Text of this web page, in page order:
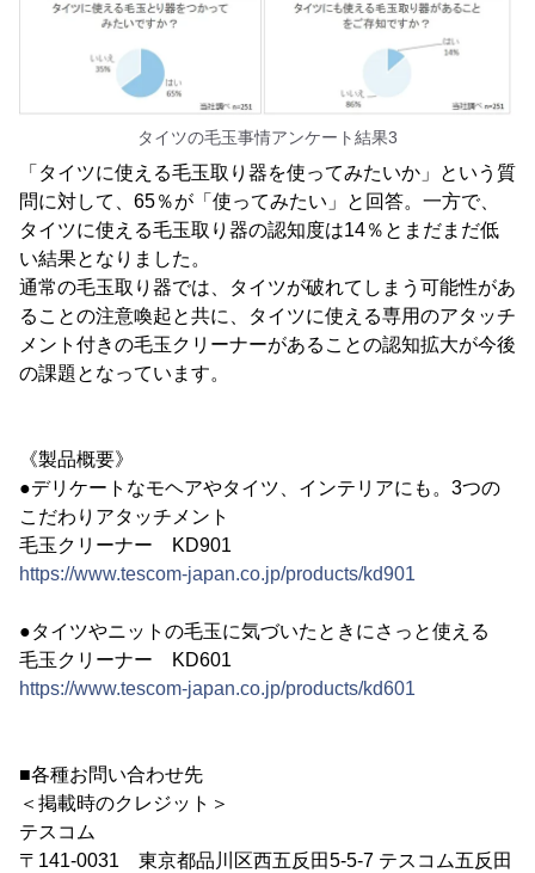
タイツの毛玉事情アンケート結果3
「タイツに使える毛玉取り器を使ってみたいか」という質
問に対して、65％が「使ってみたい」と回答。一方で、
タイツに使える毛玉取り器の認知度は14％とまだまだ低
い結果となりました。
通常の毛玉取り器では、タイツが破れてしまう可能性があ
ることの注意喚起と共に、タイツに使える専用のアタッチ
メント付きの毛玉クリーナーがあることの認知拡大が今後
の課題となっています。
《製品概要》
●デリケートなモヘアやタイツ、インテリアにも。3つの
こだわりアタッチメント
毛玉クリーナー KD901
https://www.tescom-japan.co.jp/products/kd901
●タイツやニットの毛玉に気づいたときにさっと使える
毛玉クリーナー KD601
https://www.tescom-japan.co.jp/products/kd601
■各種お問い合わせ先
＜掲載時のクレジット＞
テスコム
〒141-0031 東京都品川区西五反田5-5-7 テスコム五反田